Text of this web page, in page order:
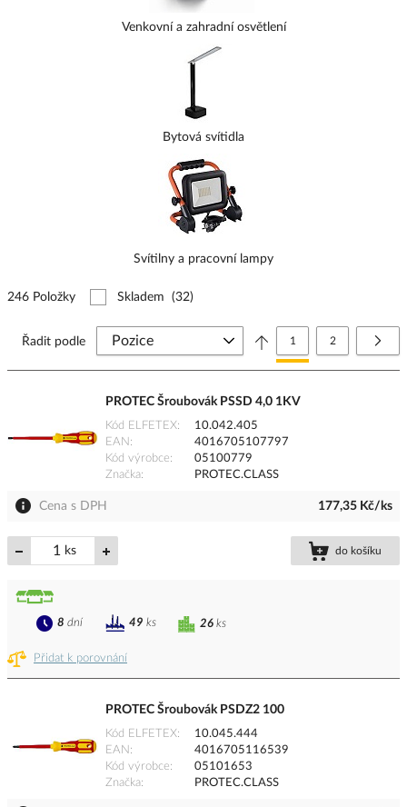
Venkovní a zahradní osvětlení
Bytová svítidla
Svítilny a pracovní lampy
246 Položky Skladem (32)
Stránka
Právě si prohlížíte
1 Stránka
2
Řadit podle
PROTEC Šroubovák PSSD 4,0 1KV
Kód ELFETEX
10.042.405
EAN
4016705107797
Kód výrobce
05100779
Značka
PROTEC.CLASS
Cena s DPH 177,35 Kč/ks
ks do košíku
Přidat k porovnání
26 ks
8 dní 49 ks
PROTEC Šroubovák PSDZ2 100
Kód ELFETEX
10.045.444
EAN
4016705116539
Kód výrobce
05101653
Značka
PROTEC.CLASS